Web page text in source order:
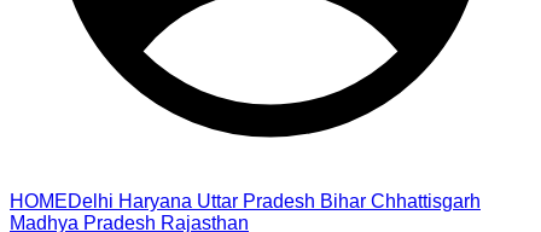
HOMEDelhi Haryana Uttar Pradesh Bihar Chhattisgarh
Madhya Pradesh Rajasthan